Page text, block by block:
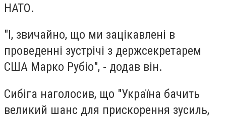
НАТО.
"І, звичайно, що ми зацікавлені в
проведенні зустрічі з держсекретарем
США Марко Рубіо", - додав він.
Сибіга наголосив, що "Україна бачить
великий шанс для прискорення зусиль,